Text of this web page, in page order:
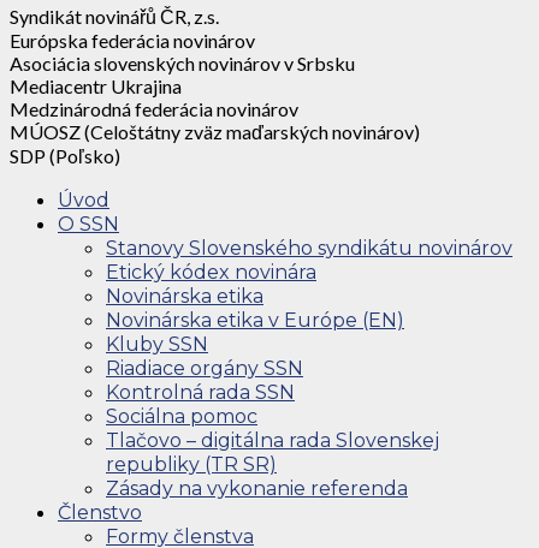
Syndikát novinářů ČR, z.s.
Európska federácia novinárov
Asociácia slovenských novinárov v Srbsku
Mediacentr Ukrajina
Medzinárodná federácia novinárov
MÚOSZ (Celoštátny zväz maďarských novinárov)
SDP (Poľsko)
Úvod
O SSN
Stanovy Slovenského syndikátu novinárov
Etický kódex novinára
Novinárska etika
Novinárska etika v Európe (EN)
Kluby SSN
Riadiace orgány SSN
Kontrolná rada SSN
Sociálna pomoc
Tlačovo – digitálna rada Slovenskej
republiky (TR SR)
Zásady na vykonanie referenda
Členstvo
Formy členstva